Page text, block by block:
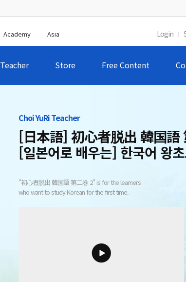
Academy Asia Login
Teacher Store Free Content
Choi YuRi Teacher
[日本語] 初心者脱出 韓国語
[일본어로 배우는] 한국어 왕
"初心者脱出 韓国語 第二巻 2" is for the learners
who want to study Korean for the first time.